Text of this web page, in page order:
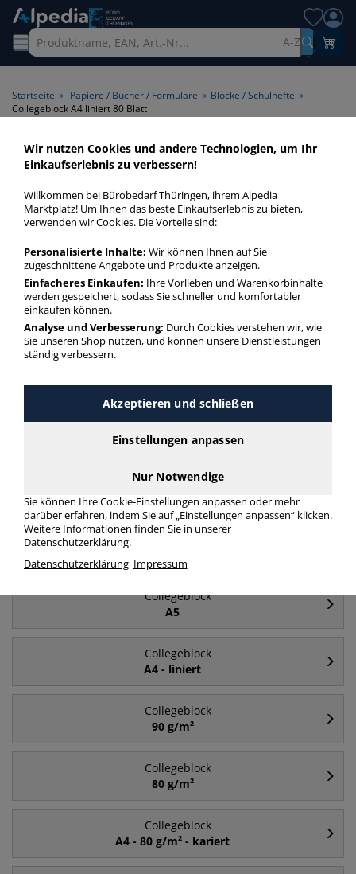
A-Z
Startseite » Papiere / Bücher / Formulare » Blöcke / Schulhefte »
Collegeblock A4 liniert 80 Blatt
Collegeblock A4 liniert 80
Blatt > Lineatur liniert >
Format A4 > Blattanzahl 80
Blatt
Collegeblock A4 liniert 80 Blatt in bester Qualität zum
günstigen Preis. Finden Sie schnell Collegeblock A4 liniert 80
Blatt mit unserer Filter-Funktion.
Collegeblock A4 liniert 80 Blatt
Häufig gesucht
Collegeblock
A4
Collegeblock
A5
Collegeblock
A4 - liniert
Collegeblock
90 g/m²
Collegeblock
80 g/m²
Collegeblock
A4 - 80 g/m² - kariert
Wir nutzen Cookies und andere Technologien, um Ihr
Einkaufserlebnis zu verbessern!
Willkommen bei Bürobedarf Thüringen, ihrem Alpedia
Marktplatz! Um Ihnen das beste Einkaufserlebnis zu bieten,
verwenden wir Cookies. Die Vorteile sind:
Personalisierte Inhalte: Wir können Ihnen auf Sie
zugeschnittene Angebote und Produkte anzeigen.
Einfacheres Einkaufen: Ihre Vorlieben und Warenkorbinhalte
werden gespeichert, sodass Sie schneller und komfortabler
einkaufen können.
Analyse und Verbesserung: Durch Cookies verstehen wir, wie
Sie unseren Shop nutzen, und können unsere Dienstleistungen
ständig verbessern.
Akzeptieren und schließen
Einstellungen anpassen
Nur Notwendige
Sie können Ihre Cookie-Einstellungen anpassen oder mehr
darüber erfahren, indem Sie auf „Einstellungen anpassen“ klicken.
Weitere Informationen finden Sie in unserer
Datenschutzerklärung.
Datenschutzerklärung Impressum